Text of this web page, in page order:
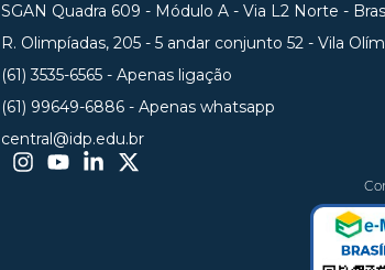
SGAN Quadra 609 - Módulo A - Via L2 Norte -
R. Olimpíadas, 205 - 5 andar conjunto 52 - Vila
(61) 3535-6565 - Apenas ligação
(61) 99649-6886 - Apenas whatsapp
central@idp.edu.br